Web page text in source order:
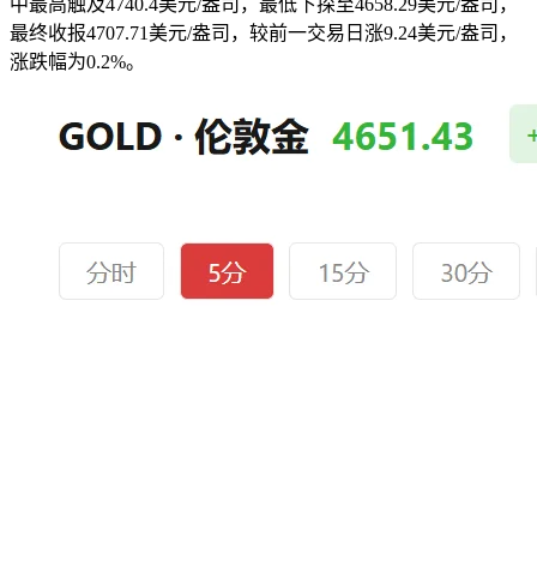
最终收报4707.71美元/盎司，较前一交易日涨9.24美元/盎司，
涨跌幅为0.2%。